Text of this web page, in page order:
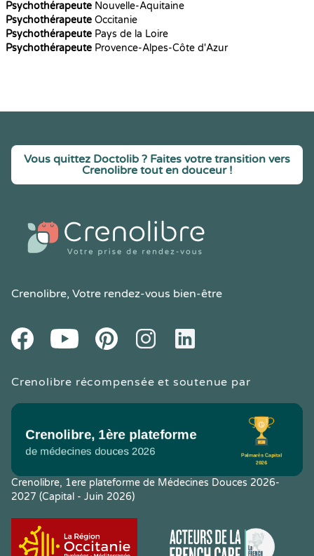
Psychothérapeute Nouvelle-Aquitaine
Psychothérapeute Occitanie
Psychothérapeute Pays de la Loire
Psychothérapeute Provence-Alpes-Côte d'Azur
Vous quittez Doctolib ? Faites votre transition vers
Crenolibre tout en douceur !
Crenolibre, Votre rendez-vous bien-être
FacebookYoutube PinteresetInstagramLinkedIn
Crenolibre récompensée et soutenue par
Crenolibre, 1ere plateforme de Médecines Douces 2026-
2027 (Capital - Juin 2026)